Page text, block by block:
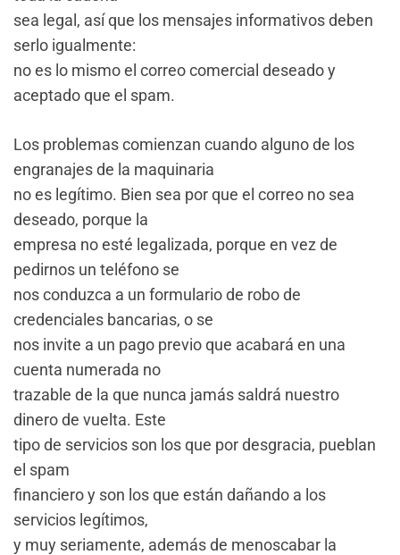
sea legal, así que los mensajes informativos deben
serlo igualmente:
no es lo mismo el correo comercial deseado y
aceptado que el spam.
Los problemas comienzan cuando alguno de los
engranajes de la maquinaria
no es legítimo. Bien sea por que el correo no sea
deseado, porque la
empresa no esté legalizada, porque en vez de
pedirnos un teléfono se
nos conduzca a un formulario de robo de
credenciales bancarias, o se
nos invite a un pago previo que acabará en una
cuenta numerada no
trazable de la que nunca jamás saldrá nuestro
dinero de vuelta. Este
tipo de servicios son los que por desgracia, pueblan
el spam
financiero y son los que están dañando a los
servicios legítimos,
y muy seriamente, además de menoscabar la